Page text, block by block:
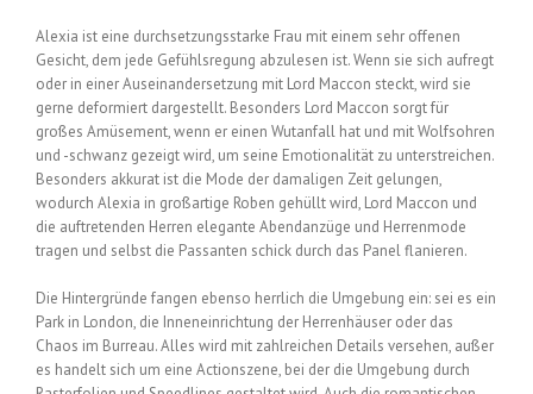
Alexia ist eine durchsetzungsstarke Frau mit einem sehr offenen
Gesicht, dem jede Gefühlsregung abzulesen ist. Wenn sie sich aufregt
oder in einer Auseinandersetzung mit Lord Maccon steckt, wird sie
gerne deformiert dargestellt. Besonders Lord Maccon sorgt für
großes Amüsement, wenn er einen Wutanfall hat und mit Wolfsohren
und -schwanz gezeigt wird, um seine Emotionalität zu unterstreichen.
Besonders akkurat ist die Mode der damaligen Zeit gelungen,
wodurch Alexia in großartige Roben gehüllt wird, Lord Maccon und
die auftretenden Herren elegante Abendanzüge und Herrenmode
tragen und selbst die Passanten schick durch das Panel flanieren.
Die Hintergründe fangen ebenso herrlich die Umgebung ein: sei es ein
Park in London, die Inneneinrichtung der Herrenhäuser oder das
Chaos im Burreau. Alles wird mit zahlreichen Details versehen, außer
es handelt sich um eine Actionszene, bei der die Umgebung durch